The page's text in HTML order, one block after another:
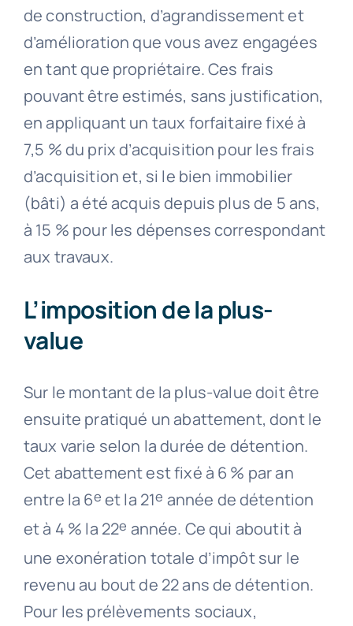
de construction, d’agrandissement et
d’amélioration que vous avez engagées
en tant que propriétaire. Ces frais
pouvant être estimés, sans justification,
en appliquant un taux forfaitaire fixé à
7,5 % du prix d’acquisition pour les frais
d’acquisition et, si le bien immobilier
(bâti) a été acquis depuis plus de 5 ans,
à 15 % pour les dépenses correspondant
aux travaux.
L’imposition de la plus-
value
Sur le montant de la plus-value doit être
ensuite pratiqué un abattement, dont le
taux varie selon la durée de détention.
Cet abattement est fixé à 6 % par an
entre la 6e et la 21e année de détention
et à 4 % la 22e année. Ce qui aboutit à
une exonération totale d’impôt sur le
revenu au bout de 22 ans de détention.
Pour les prélèvements sociaux,